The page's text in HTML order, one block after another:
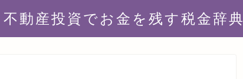
不動産投資でお金を残す税金辞典